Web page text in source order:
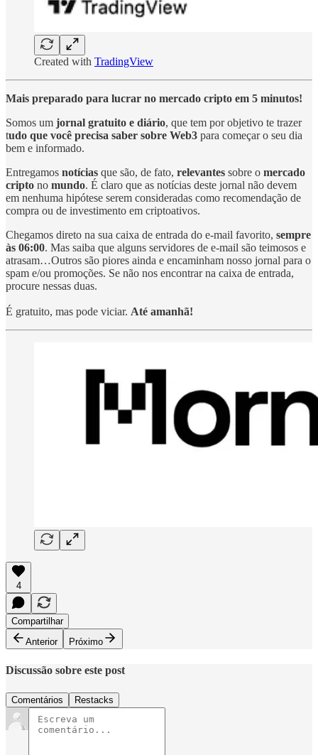
Created with TradingView
Mais preparado para lucrar no mercado cripto em 5 minutos!
Somos um jornal gratuito e diário, que tem por objetivo te trazer
tudo que você precisa saber sobre Web3 para começar o seu dia
bem e informado.
Entregamos notícias que são, de fato, relevantes sobre o mercado
cripto no mundo. É claro que as notícias deste jornal não devem
em nenhuma hipótese serem consideradas como recomendação de
compra ou de investimento em criptoativos.
Chegamos direto na sua caixa de entrada do e-mail favorito, sempre
às 06:00. Mas saiba que alguns servidores de e-mail são teimosos e
atrasam…Outros são piores ainda e encaminham nosso jornal para o
spam e/ou promoções. Se não nos encontrar na caixa de entrada,
procure nessas duas.
É gratuito, mas pode viciar. Até amanhã!
4
Compartilhar
Anterior
Próximo
Discussão sobre este post
Comentários Restacks